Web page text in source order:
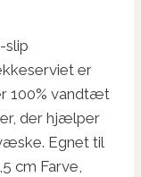
slip
er
100% vandtæt
der hjælper
Egnet til
cm Farve,